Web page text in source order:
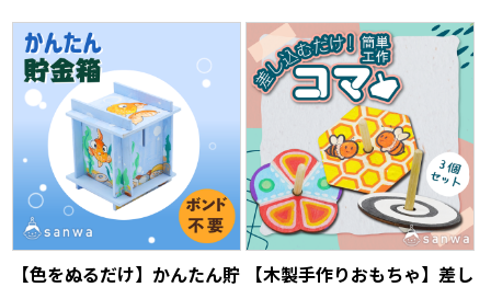
【色をぬるだけ】かんたん貯
【木製手作りおもちゃ】差し